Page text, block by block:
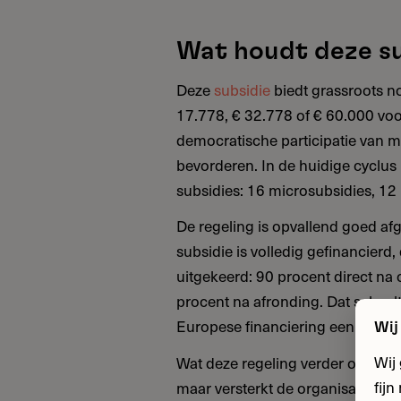
Wat houdt deze
Deze subsidiebiedt grassroots
17.778, € 32.778 of € 60.000
democratische participatie van
bevorderen. In de huidige
subsidies: 16 microsubsidies,
De regeling is opvallend goed
subsidie is volledig
uitgekeerd: 90 procent direct na
procent na afronding. Dat
Europese financiering een
Wat deze regeling verder
maar versterkt de organisatie
Wij
Wij
fijn